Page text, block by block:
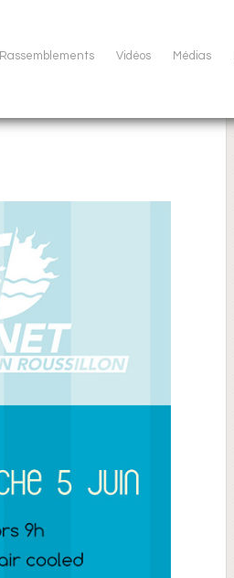
Rassemblements Vidéos Médias